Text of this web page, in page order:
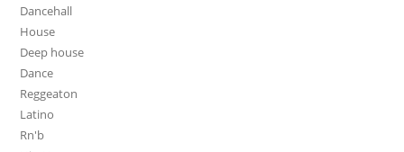
Dancehall
House
Deep house
Dance
Reggeaton
Latino
Rn'b